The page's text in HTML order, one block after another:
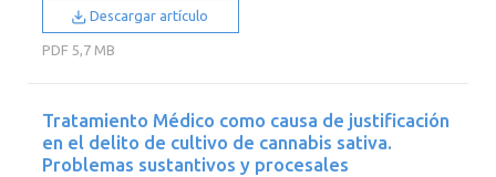
Descargar artículo
PDF 5,7 MB
Tratamiento Médico como causa de justificación
en el delito de cultivo de cannabis sativa.
Problemas sustantivos y procesales